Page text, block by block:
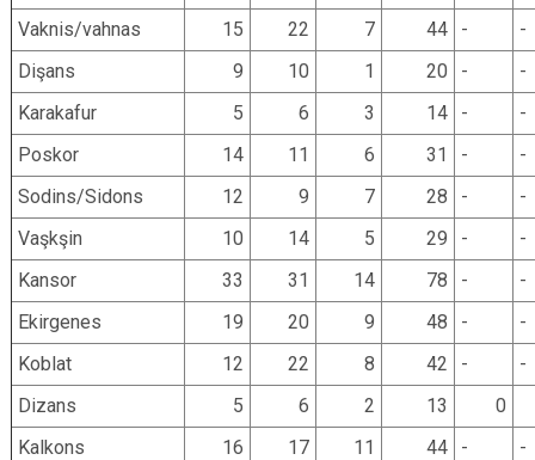
Vaknis/vahnas
15 22 7 44 -
-
Dişans
9 10 1 20 -
-
Karakafur
5 6 3 14 -
-
Poskor
14 11 6 31 -
-
Sodins/Sidons
12 9 7 28 -
-
Vaşkşin
10 14 5 29 -
-
Kansor
33 31 14 78 -
-
Ekirgenes
19 20 9 48 -
-
Koblat
12 22 8 42 -
-
Dizans
5 6 2 13
0
Kalkons
16 17 11 44 -
-